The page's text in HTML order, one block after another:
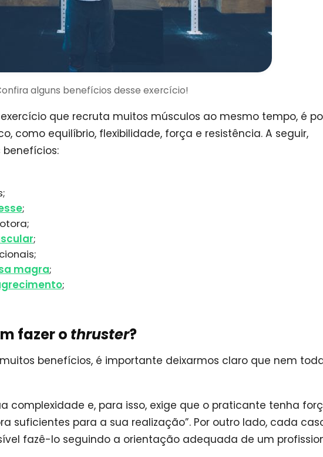
alguns benefícios desse exercício!
que recruta muitos músculos ao mesmo tempo, é
como equilíbrio, flexibilidade, força e resistência. A seguir,
;
;
magra;
;
fazer o thruster?
benefícios, é importante deixarmos claro que nem
complexidade e, para isso, exige que o praticante tenha
suficientes para a sua realização”. Por outro lado, cada
fazê-lo seguindo a orientação adequada de um